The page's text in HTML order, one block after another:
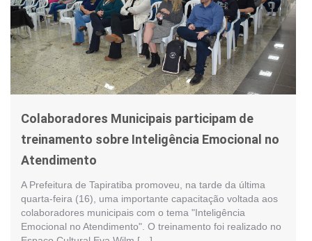
Colaboradores Municipais participam de
treinamento sobre Inteligência Emocional no
Atendimento
A Prefeitura de Tapiratiba promoveu, na tarde da última
quarta-feira (16), uma importante capacitação voltada aos
colaboradores municipais com o tema "Inteligência
Emocional no Atendimento". O treinamento foi realizado no